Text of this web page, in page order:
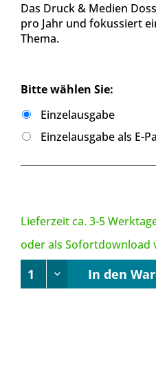
Das Druck & Medien
pro Jahr und fokussiert
Thema.
Bitte wählen Sie:
Einzelausgabe
Einzelausgabe als E-
Lieferzeit ca. 3-5
oder als Sofortdownload
In den